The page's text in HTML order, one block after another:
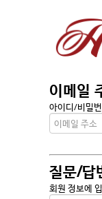
이메일
아이디/비밀
질문/답
회원 정보에